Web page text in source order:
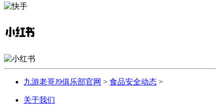
九游老哥J9俱乐部官网 > 食品安全动态 >
关于我们